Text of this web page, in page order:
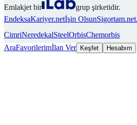
Emlakjet bir
grup şirketidir.
EndeksaKariyer.netİşin OlsunSigortam.net
CimriNeredekalSteelOrbisChemorbis
AraFavorilerimİlan Ver Keşfet Hesabım